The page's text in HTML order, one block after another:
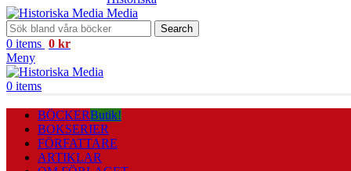
Search
0 items 0 kr
Meny
0 items
BÖCKERButik!
BOKSERIER
FÖRFATTARE
ARTIKLAR